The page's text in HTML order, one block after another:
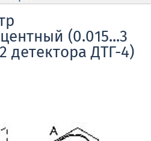
(0.015...3
детектора ДТГ-4)